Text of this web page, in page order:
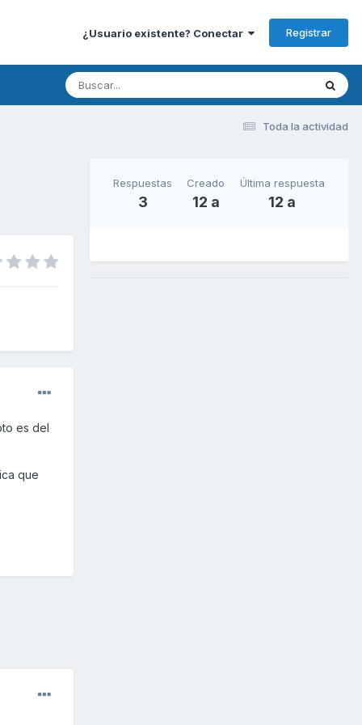
¿Usuario existente? Conectar Registrar
Toda la actividad
es del
que
Respuestas
3
Creado
12 a
Última respuesta
12 a